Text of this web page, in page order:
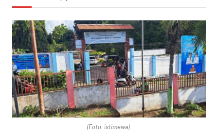
(Foto: istimewa).